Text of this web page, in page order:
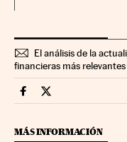
El análisis de la
financieras más relevantes
Economia Cinco Días
Economia Cinco
MÁS INFORMACIÓN